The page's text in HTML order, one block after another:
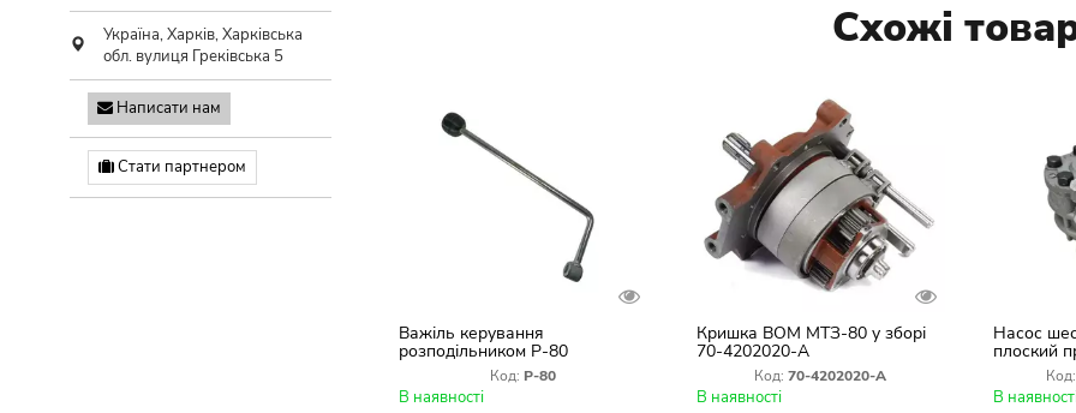
Схожі
Важіль керування
розподільником Р-80
Комплект 3 шт. (МТЗ, ЮМЗ-6,
Т-40, Т-25, Т-16)
Код: Р-80
В наявності
Кришка ВОМ МТЗ-80 у зборі
70-4202020-А
Код: 70-4202020-А
В наявності
Насос
плоский
Код:
В
Україна,Харків,Харківська
обл. вулиця Греківська 5
Написати нам
Стати партнером